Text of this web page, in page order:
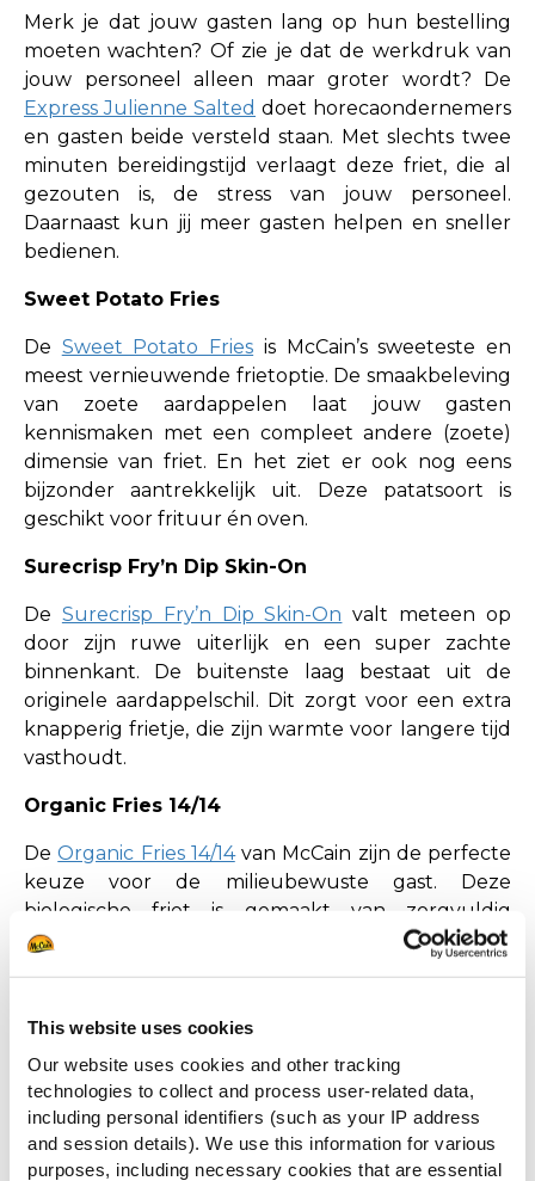
This website uses cookies
Our website uses cookies and other tracking
technologies to collect and process user-related data,
including personal identifiers (such as your IP address
and session details). We use this information for various
purposes, including necessary cookies that are essential
Merk je dat jouw gasten lang op hun bestelling
moeten wachten? Of zie je dat de werkdruk van
jouw personeel alleen maar groter wordt? De
Express Julienne Salted doet horecaondernemers
en gasten beide versteld staan. Met slechts twee
minuten bereidingstijd verlaagt deze friet, die al
gezouten is, de stress van jouw personeel.
Daarnaast kun jij meer gasten helpen en sneller
bedienen.
Sweet Potato Fries
De Sweet Potato Fries is McCain’s sweeteste en
meest vernieuwende frietoptie. De smaakbeleving
van zoete aardappelen laat jouw gasten
kennismaken met een compleet andere (zoete)
dimensie van friet. En het ziet er ook nog eens
bijzonder aantrekkelijk uit. Deze patatsoort is
geschikt voor frituur én oven.
Surecrisp Fry’n Dip Skin-On
De Surecrisp Fry’n Dip Skin-On valt meteen op
door zijn ruwe uiterlijk en een super zachte
binnenkant. De buitenste laag bestaat uit de
originele aardappelschil. Dit zorgt voor een extra
knapperig frietje, die zijn warmte voor langere tijd
vasthoudt.
Organic Fries 14/14
DeOrganic Fries 14/14van McCain zijn de perfecte
keuze voor de milieubewuste gast. Deze
biologische friet is gemaakt van zorgvuldig
geselecteerde aardappelen die zonder
zowel in smaak als textuur imponeert. Door hun
robuuste formaat blijven ze langer warm en
hebben ze een aangename bite. Ideaal voor
gasten die waarde hechten aan duurzaamheid en
natuurlijke producten.